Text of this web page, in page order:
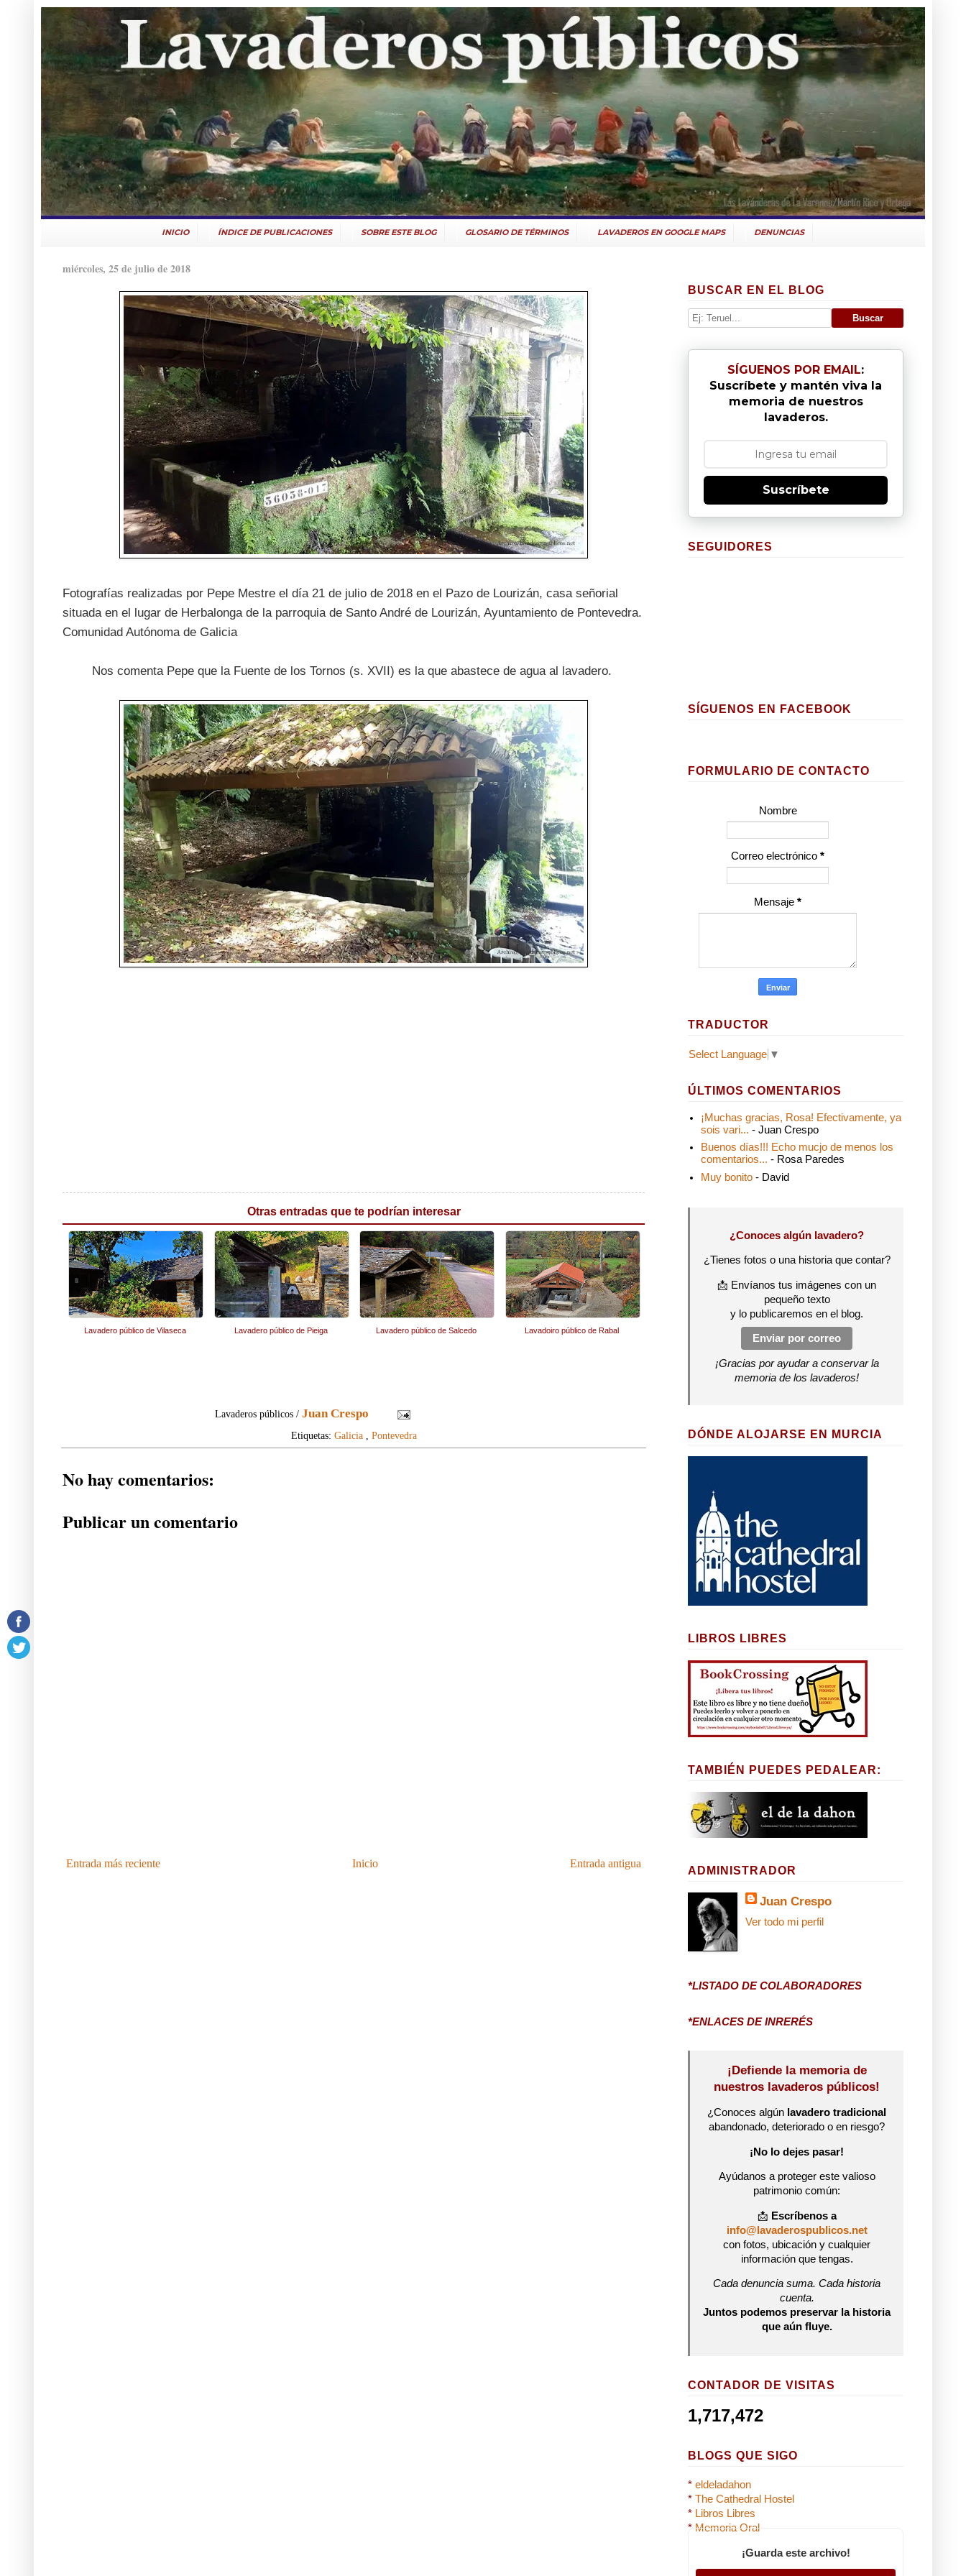
INICIO ÍNDICE DE PUBLICACIONES SOBRE ESTE BLOG GLOSARIO DE TÉRMINOS LAVADEROS EN GOOGLE MAPS DENUNCIAS
miércoles, 25 de julio de 2018
Fotografías realizadas por Pepe Mestre el día 21 de julio de 2018 en el Pazo de Lourizán, casa señorial
situada en el lugar de Herbalonga de la parroquia de Santo André de Lourizán, Ayuntamiento de Pontevedra.
Comunidad Autónoma de Galicia
Nos comenta Pepe que la Fuente de los Tornos (s. XVII) es la que abastece de agua al lavadero.
Otras entradas que te podrían interesar
Lavadero público de Vilaseca Lavadero público de Pieiga Lavadero público de Salcedo Lavadoiro público de Rabal
Lavaderos públicos /Juan Crespo
Etiquetas: Galicia, Pontevedra
No hay comentarios:
Publicar un comentario
Entrada más reciente Entrada antigua
Inicio
BUSCAR EN EL BLOG
SÍGUENOS POR EMAIL:
Suscríbete y mantén viva la
memoria de nuestros
lavaderos.
Suscríbete
SEGUIDORES
SÍGUENOS EN FACEBOOK
FORMULARIO DE CONTACTO
Nombre
Correo electrónico *
Mensaje *
TRADUCTOR
Select Language ▼
ÚLTIMOS COMENTARIOS
¡Muchas gracias, Rosa! Efectivamente, ya
sois vari... - Juan Crespo
Buenos días!!! Echo mucjo de menos los
comentarios... - Rosa Paredes
Muy bonito - David
¿Conoces algún lavadero?
¿Tienes fotos o una historia que contar?
📩 Envíanos tus imágenes con un
pequeño texto
y lo publicaremos en el blog.
Enviar por correo
¡Gracias por ayudar a conservar la
memoria de los lavaderos!
DÓNDE ALOJARSE EN MURCIA
LIBROS LIBRES
TAMBIÉN PUEDES PEDALEAR:
ADMINISTRADOR
Juan Crespo
Ver todo mi perfil
*LISTADO DE COLABORADORES
*ENLACES DE INRERÉS
¡Defiende la memoria de
nuestros lavaderos públicos!
¿Conoces algún lavadero tradicional
abandonado, deteriorado o en riesgo?
¡No lo dejes pasar!
Ayúdanos a proteger este valioso
patrimonio común:
📩 Escríbenos a
info@lavaderospublicos.net
con fotos, ubicación y cualquier
información que tengas.
Cada denuncia suma. Cada historia
cuenta.
Juntos podemos preservar la historia
que aún fluye.
CONTADOR DE VISITAS
1,717,472
BLOGS QUE SIGO
* eldeladahon
* The Cathedral Hostel
* Libros Libres
* Memoria Oral
¡Guarda este archivo!